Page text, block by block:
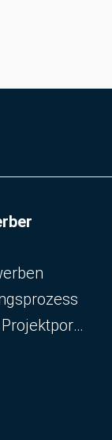
Job- und Projektportal